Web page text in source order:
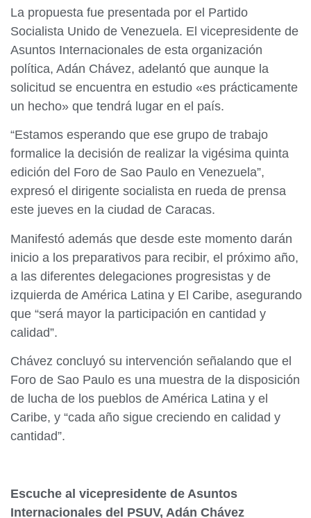
La propuesta fue presentada por el Partido
Socialista Unido de Venezuela. El vicepresidente de
Asuntos Internacionales de esta organización
política, Adán Chávez, adelantó que aunque la
solicitud se encuentra en estudio «es prácticamente
un hecho» que tendrá lugar en el país.
“Estamos esperando que ese grupo de trabajo
formalice la decisión de realizar la vigésima quinta
edición del Foro de Sao Paulo en Venezuela”,
expresó el dirigente socialista en rueda de prensa
este jueves en la ciudad de Caracas.
Manifestó además que desde este momento darán
inicio a los preparativos para recibir, el próximo año,
a las diferentes delegaciones progresistas y de
izquierda de América Latina y El Caribe, asegurando
que “será mayor la participación en cantidad y
calidad”.
Chávez concluyó su intervención señalando que el
Foro de Sao Paulo es una muestra de la disposición
de lucha de los pueblos de América Latina y el
Caribe, y “cada año sigue creciendo en calidad y
cantidad”.
Escuche al vicepresidente de Asuntos
Internacionales del PSUV, Adán Chávez